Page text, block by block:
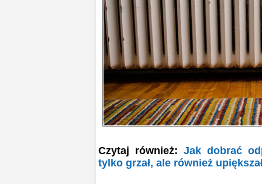
Czytaj również: Jak dobrać
tylko grzał, ale również